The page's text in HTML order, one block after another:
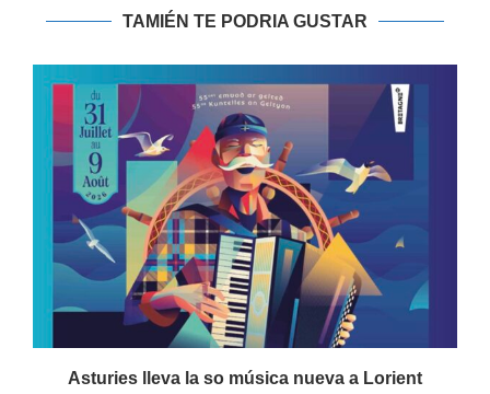
TAMIÉN TE PODRIA GUSTAR
Asturies lleva la so música nueva a Lorient